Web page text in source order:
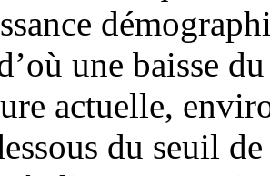
une baisse
actuelle,
du seuil